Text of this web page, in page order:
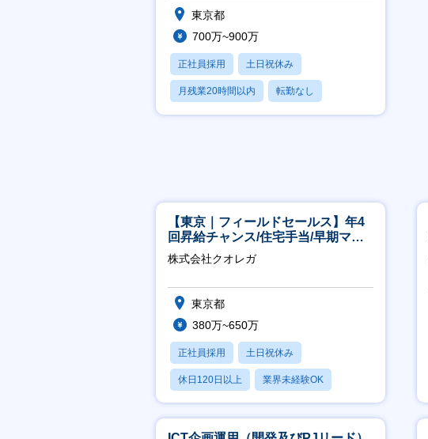
東京都
700万~900万
正社員採用 土日祝休み
月残業20時間以内 転勤なし
学歴不問
【東京｜フィールドセールス】年4
回昇給チャンス/住宅手当/早期マネ
ジメント機会あり！
株式会社クオレガ
東京都
380万~650万
正社員採用 土日祝休み
休日120日以上 業界未経験OK
産休・育休あり